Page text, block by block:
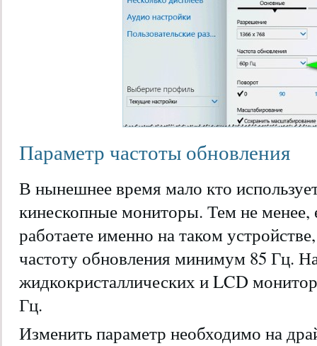
Параметр частоты обновления
В нынешнее время мало кто
кинескопные мониторы. Тем не менее,
работаете именно на таком
частоту обновления минимум 85 Гц.
жидкокристаллических и LCD
Гц.
Изменить параметр необходимо на